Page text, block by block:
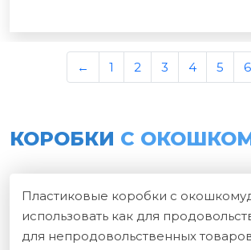
← 1 2 3 4 5 6
КОРОБКИ С
Пластиковые коробки с
использовать как для
для непродовольственных